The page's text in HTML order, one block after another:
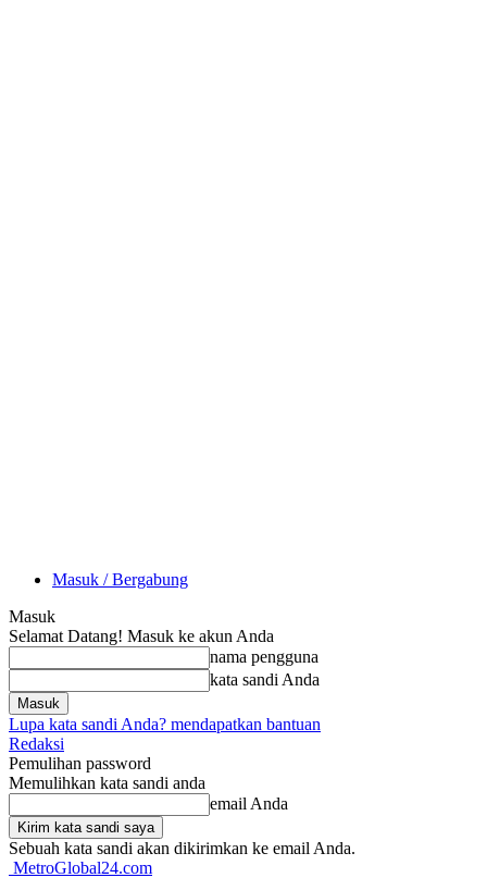
Masuk / Bergabung
Masuk
Selamat Datang! Masuk ke akun Anda
nama pengguna
kata sandi Anda
Lupa kata sandi Anda? mendapatkan bantuan
Redaksi
Pemulihan password
Memulihkan kata sandi anda
email Anda
Sebuah kata sandi akan dikirimkan ke email Anda.
MetroGlobal24.com